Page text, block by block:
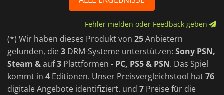
Fehler melden oder Feedback geben
(*) Wir haben dieses Produkt von 25Anbietern
gefunden, die3 DRM-Systeme unterstützen: Sony PSN,
Steam &auf3 Plattformen - PC, PS5 & PSN. Das Spiel
kommt in 4 Editionen. Unser Preisvergleichstool hat76
digitale Angebote identifiziert. und 7 Preise für die